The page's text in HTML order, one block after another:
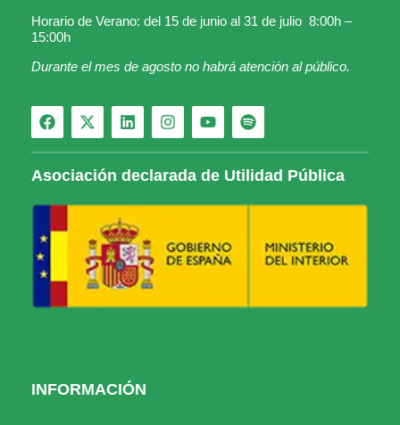
Horario de Verano: del 15 de junio al 31 de julio 8:00h –
15:00h
Durante el mes de agosto no habrá atención al público.
Asociación declarada de Utilidad Pública
INFORMACIÓN